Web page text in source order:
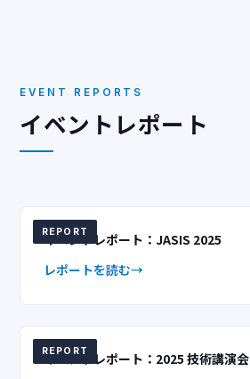
EVENT REPORTS
イベントレポート
REPORT
イベントレポート：JASIS 2025
レポートを読む
REPORT
イベントレポート：2025 技術講演会